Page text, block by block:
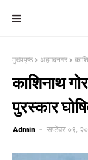
मुख्यपृष्ठ अहमदनगर
काशिनाथ
पुरस्कार
Admin सप्टेंबर ०९,